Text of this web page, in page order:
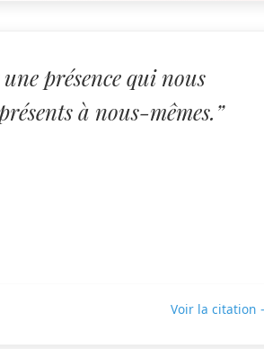
présence qui nous
à nous-mêmes.”
Voir la citation